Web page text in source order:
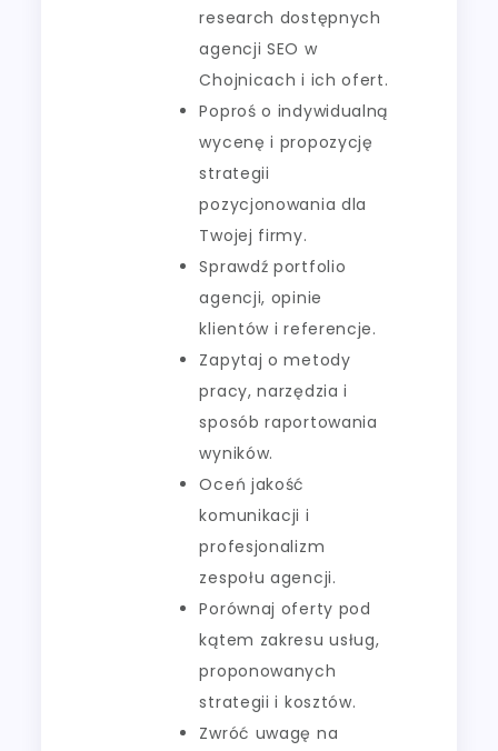
research dostępnych
agencji SEO w
Chojnicach i ich ofert.
Poproś o indywidualną
wycenę i propozycję
strategii
pozycjonowania dla
Twojej firmy.
Sprawdź portfolio
agencji, opinie
klientów i referencje.
Zapytaj o metody
pracy, narzędzia i
sposób raportowania
wyników.
Oceń jakość
komunikacji i
profesjonalizm
zespołu agencji.
Porównaj oferty pod
kątem zakresu usług,
proponowanych
strategii i kosztów.
Zwróć uwagę na